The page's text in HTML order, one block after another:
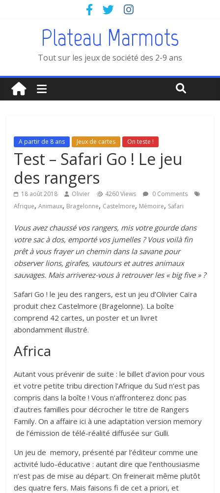
Plateau Marmots
Tout sur les jeux de société des 2-9 ans
A partir de 8 ans Jeux de cartes On teste !
Test – Safari Go ! Le jeu
des rangers
18 août 2018 Olivier 4260 Views
0 Comments
Afrique,Animaux, Bragelonne, Castelmore, Mémoire, Safari
Vous avez chaussé vos rangers, mis votre gourde dans
votre sac à dos, emporté vos jumelles ? Vous voilà fin
prêt à vous frayer un chemin dans la savane pour
observer lions, girafes, vautours et autres animaux
sauvages. Mais arriverez-vous à retrouver les « big five » ?
Safari Go ! le jeu des rangers, est un jeu d’Olivier Caïra
produit chez Castelmore (Bragelonne). La boîte
comprend 42 cartes, un poster et un livret
abondamment illustré.
Africa
Autant vous prévenir de suite : le billet d’avion pour vous
et votre petite tribu direction l’Afrique du Sud n’est pas
compris dans la boîte ! Vous n’affronterez donc pas
d’autres familles pour décrocher le titre de Rangers
Family. On a affaire ici à une adaptation version memory
de l’émission de télé-réalité diffusée sur Gulli.
Un jeu de memory, présenté par l’éditeur comme une
activité ludo-éducative : autant dire que l’enthousiasme
n’est pas de mise au départ. On freinerait même plutôt
des quatre fers. Mais faisons fi de cet a priori, et